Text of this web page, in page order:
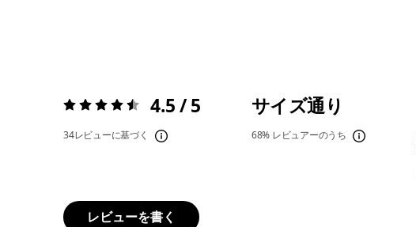
評価:4.5 / 5 4.5 / 5
34レビューに基づく
サイズ通り
68% レビュアーのうち
レビューを書く